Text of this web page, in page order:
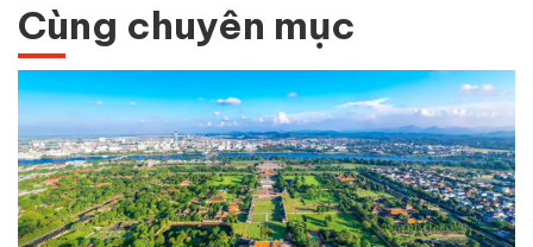
Cùng chuyên mục